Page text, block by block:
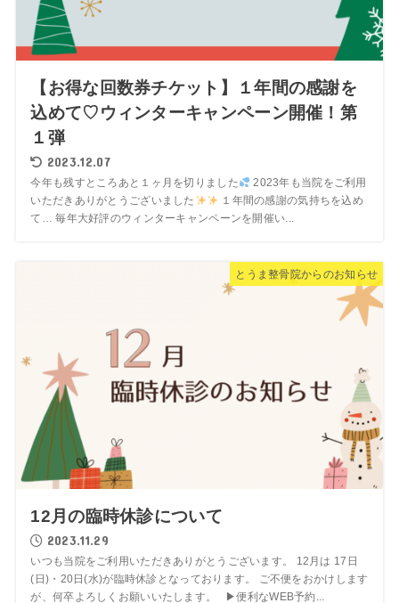
【お得な回数券チケット】１年間の感謝を
込めて♡ウィンターキャンペーン開催！第
１弾
2023.12.07
今年も残すところあと１ヶ月を切りました
2023年も当院をご利用
いただきありがとうございました
１年間の感謝の気持ちを込め
て… 毎年大好評のウィンターキャンペーンを開催い...
とうま整骨院からのお知らせ
12月の臨時休診について
2023.11.29
いつも当院をご利用いただきありがとうございます。 12月は 17日
(日)・20日(水)が臨時休診となっております。 ご不便をおかけします
が、何卒よろしくお願いいたします。 ▶︎便利なWEB予約...